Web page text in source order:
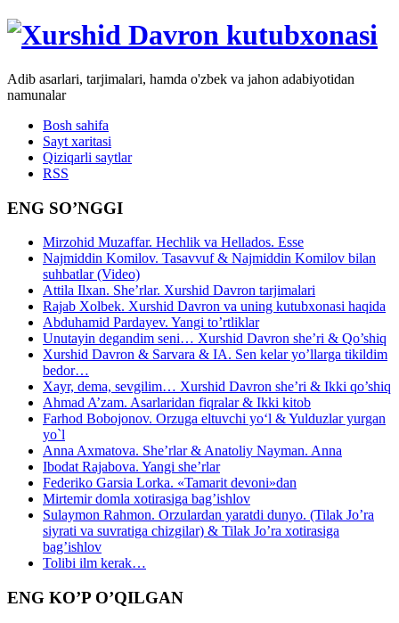
Adib asarlari, tarjimalari, hamda o'zbek va jahon adabiyotidan
namunalar
Bosh sahifa
Sayt xaritasi
Qiziqarli saytlar
RSS
ENG SO’NGGI
Mirzohid Muzaffar. Hechlik va Hellados. Esse
Najmiddin Komilov. Tasavvuf & Najmiddin Komilov bilan
suhbatlar (Video)
Attila Ilxan. She’rlar. Xurshid Davron tarjimalari
Rajab Xolbek. Xurshid Davron va uning kutubxonasi haqida
Abduhamid Pardayev. Yangi to’rtliklar
Unutayin degandim seni… Xurshid Davron she’ri & Qo’shiq
Xurshid Davron & Sarvara & IA. Sen kelar yo’llarga tikildim
bedor…
Xayr, dema, sevgilim… Xurshid Davron she’ri & Ikki qo’shiq
Ahmad A’zam. Asarlaridan fiqralar & Ikki kitob
Farhod Bobojonov. Orzuga eltuvchi yo‘l & Yulduzlar yurgan
yo`l
Anna Axmatova. She’rlar & Anatoliy Nayman. Anna
Ibodat Rajabova. Yangi she’rlar
Federiko Garsia Lorka. «Tamarit devoni»dan
Mirtemir domla xotirasiga bag’ishlov
Sulaymon Rahmon. Orzulardan yaratdi dunyo. (Tilak Jo’ra
siyrati va suvratiga chizgilar) & Tilak Jo’ra xotirasiga
bag’ishlov
Tolibi ilm kerak…
ENG KO’P O’QILGAN